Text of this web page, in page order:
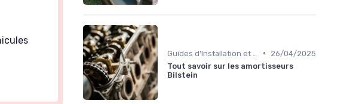
•
26/04/2025
Tout savoir sur les amortisseurs
Bilstein